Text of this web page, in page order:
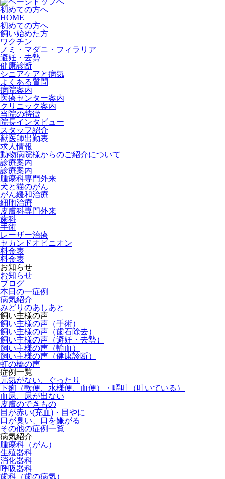
初めての方へ
HOME
初めての方へ
飼い始めた方
ワクチン
ノミ・マダニ・フィラリア
避妊・去勢
健康診断
シニアケアと病気
よくある質問
病院案内
医療センター案内
クリニック案内
当院の特徴
院長インタビュー
スタッフ紹介
獣医師出勤表
求人情報
動物病院様からのご紹介について
診療案内
診療案内
腫瘍科専門外来
犬と猫のがん
がん緩和治療
細胞治療
皮膚科専門外来
歯科
手術
レーザー治療
セカンドオピニオン
料金表
料金表
お知らせ
お知らせ
ブログ
本日の一症例
病気紹介
みどりのあしあと
飼い主様の声
飼い主様の声（手術）
飼い主様の声（歯石除去）
飼い主様の声（避妊・去勢）
飼い主様の声（輸血）
飼い主様の声（健康診断）
虹の橋の声
症例一覧
元気がない、ぐったり
下痢（軟便、水様便、血便）・嘔吐（吐いている）
血尿、尿が出ない
皮膚のできもの
目が赤い(充血)・目やに
口が臭い、口を嫌がる
その他の症例一覧
病気紹介
腫瘍科（がん）
生殖器科
消化器科
呼吸器科
歯科（歯の病気）